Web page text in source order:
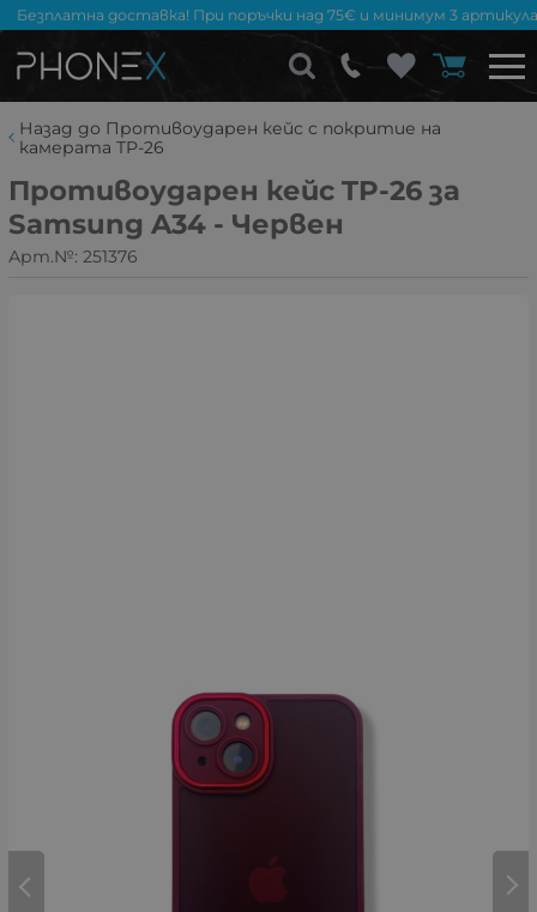
Безплатна доставка! При поръчки над 75€ и минимум 3
Назад до Противоударен кейс с покритие на
камерата TP-26
Противоударен кейс TP-26 за
Samsung A34 - Червен
Арт.№: 251376